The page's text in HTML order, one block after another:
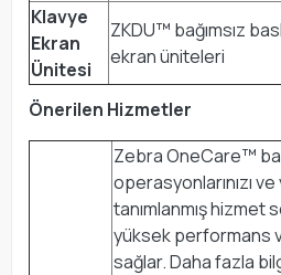
Klavye
Ekran
Ünitesi
ZKDU™ bağımsız
ekran üniteleri
Önerilen Hizmetler
Zebra OneCare™
operasyonlarınızı ve
tanımlanmış hizmet
yüksek performans
sağlar. Daha fazla